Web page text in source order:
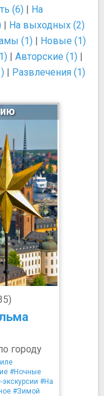
(6) | На
| На выходных (2)
(1) | Новые (1)
| Авторские (1) |
| Развлечения (1)
городу
#Ночные
#На
#Зимой